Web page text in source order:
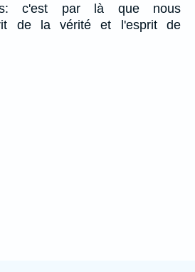
c'est par là que nous
de la vérité et l'esprit de